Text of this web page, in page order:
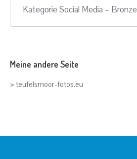
Kategorie Social Media – Bronze
Meine andere Seite
> teufelsmoor-fotos.eu